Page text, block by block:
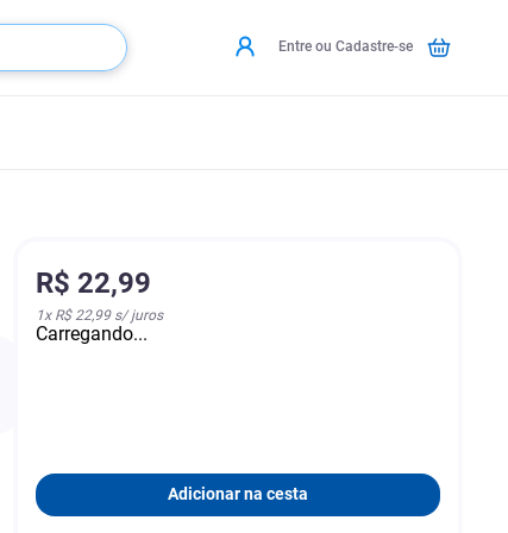
Entre ou Cadastre-se
R$ 22,99
1x R$ 22,99s/ juros
Carregando...
Adicionar na cesta